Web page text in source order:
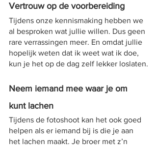
Vertrouw op de voorbereiding
Tijdens onze kennismaking hebben we
al besproken wat jullie willen. Dus geen
rare verrassingen meer. En omdat jullie
hopelijk weten dat ik weet wat ik doe,
kun je het op de dag zelf lekker loslaten.
Neem iemand mee waar je om
kunt lachen
Tijdens de fotoshoot kan het ook goed
helpen als er iemand bij is die je aan
het lachen maakt. Je broer met z’n